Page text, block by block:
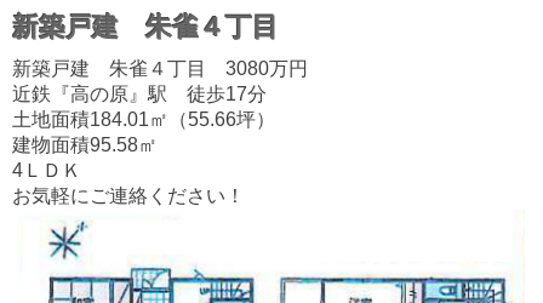
新築戸建 朱雀４丁目
新築戸建 朱雀４丁目 3080万円
近鉄『高の原』駅 徒歩17分
土地面積184.01㎡（55.66坪）
建物面積95.58㎡
4ＬＤＫ
お気軽にご連絡ください！